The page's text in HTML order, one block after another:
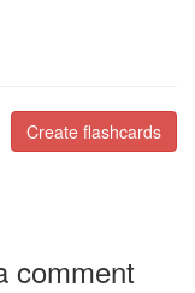
Create flashcards
comment